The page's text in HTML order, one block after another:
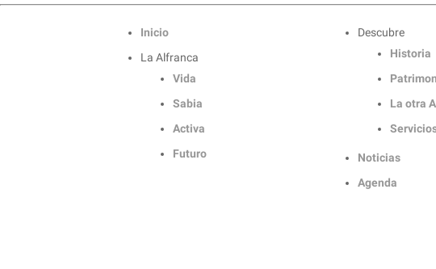
Inicio
La Alfranca
Vida
Sabia
Activa
Futuro
Descubre
Historia
La otra
Noticias
Agenda